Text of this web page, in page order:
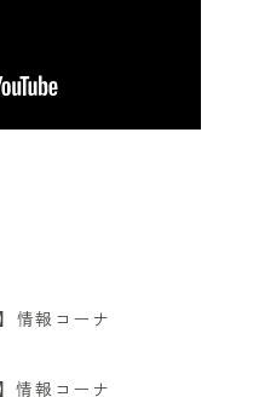
情報コーナ
情報コーナ